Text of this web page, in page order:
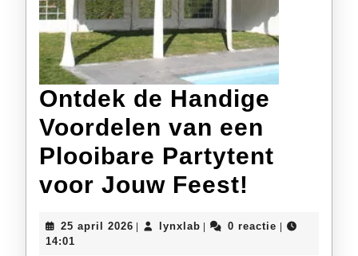
Ontdek de Handige
Voordelen van een
Plooibare Partytent
voor Jouw Feest!
Handige
25 april 2026 25
lynxlablynxlab0 reactie
14:01